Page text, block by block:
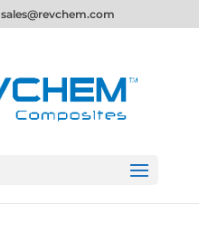
sales@revchem.com